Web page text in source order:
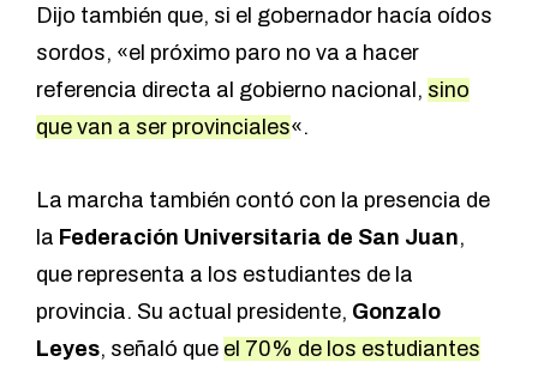
Dijo también que, si el gobernador hacía oídos
sordos, «el próximo paro no va a hacer
referencia directa al gobierno nacional, sino
que van a ser provinciales«.
La marcha también contó con la presencia de
la Federación Universitaria de San Juan,
que representa a los estudiantes de la
provincia. Su actual presidente, Gonzalo
Leyes, señaló que el 70% de los estudiantes